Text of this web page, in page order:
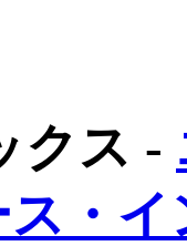
クス -
ス・